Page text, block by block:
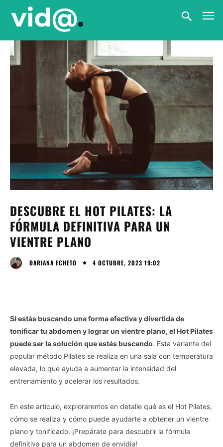
DESCUBRE EL HOT PILATES: LA
FÓRMULA DEFINITIVA PARA UN
VIENTRE PLANO
DARIANA ECHETO 4 OCTUBRE, 2023 19:02
Si estás buscando una forma efectiva y divertida de
tonificar tu abdomen y lograr un vientre plano, el Hot Pilates
puede ser la solución que estás buscando. Esta variante del
popular método Pilates se realiza en una sala con temperatura
elevada, lo que ayuda a aumentar la intensidad del
entrenamiento y acelerar los resultados.
En este artículo, exploraremos en detalle qué es el Hot Pilates,
cómo se realiza y cómo puede ayudarte a obtener un vientre
plano y tonificado. ¡Prepárate para descubrir la fórmula
definitiva para un abdomen de envidia!